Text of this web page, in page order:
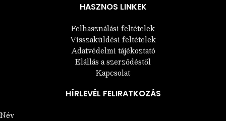
HASZNOS LINKEK
Felhasználási feltételek
Visszaküldési feltételek
Adatvédelmi tájékoztató
Elállás a szerződéstől
Kapcsolat
HÍRLEVÉL FELIRATKOZÁS
Név